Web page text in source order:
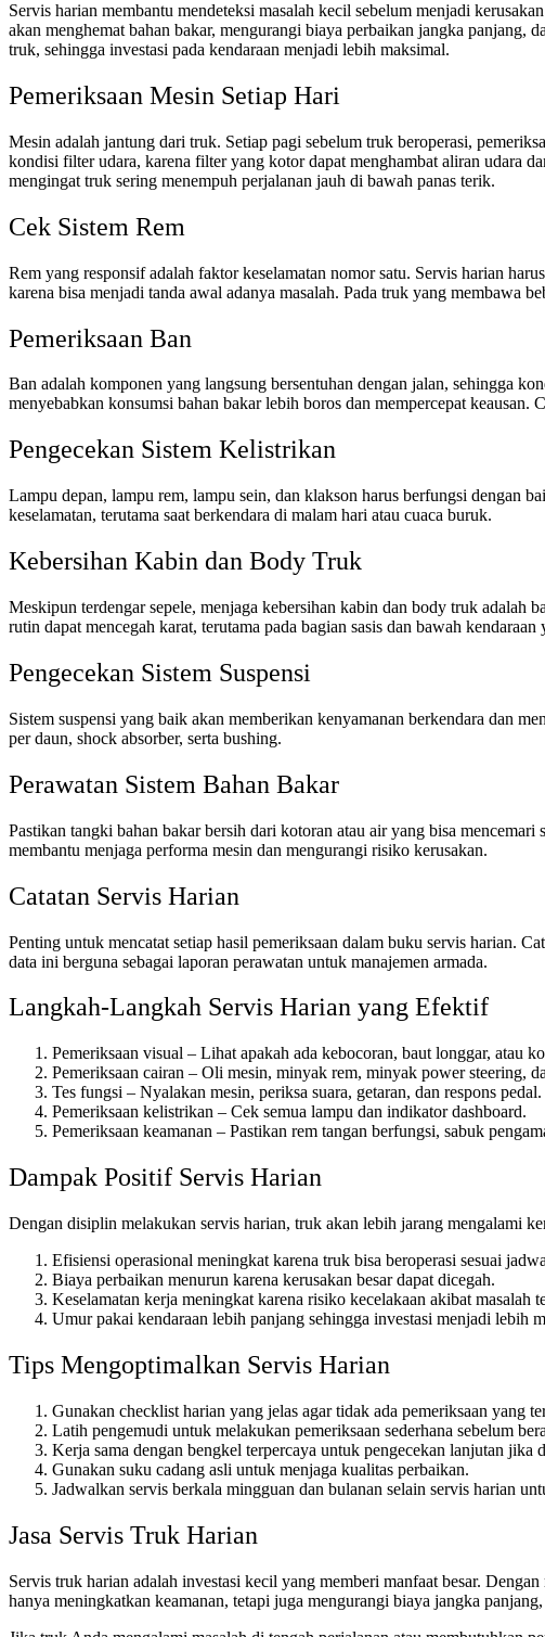
Servis harian membantu mendeteksi masalah kecil sebelum menjadi
akan menghemat bahan bakar, mengurangi biaya perbaikan jangka panjang,
truk, sehingga investasi pada kendaraan menjadi lebih maksimal.
Pemeriksaan Mesin Setiap Hari
Mesin adalah jantung dari truk. Setiap pagi sebelum truk beroperasi,
kondisi filter udara, karena filter yang kotor dapat menghambat aliran udara
mengingat truk sering menempuh perjalanan jauh di bawah panas terik.
Cek Sistem Rem
Rem yang responsif adalah faktor keselamatan nomor satu. Servis harian
karena bisa menjadi tanda awal adanya masalah. Pada truk yang membawa
Pemeriksaan Ban
Ban adalah komponen yang langsung bersentuhan dengan jalan, sehingga
menyebabkan konsumsi bahan bakar lebih boros dan mempercepat keausan.
Pengecekan Sistem Kelistrikan
Lampu depan, lampu rem, lampu sein, dan klakson harus berfungsi dengan
keselamatan, terutama saat berkendara di malam hari atau cuaca buruk.
Kebersihan Kabin dan Body Truk
Meskipun terdengar sepele, menjaga kebersihan kabin dan body truk
rutin dapat mencegah karat, terutama pada bagian sasis dan bawah
Pengecekan Sistem Suspensi
Sistem suspensi yang baik akan memberikan kenyamanan berkendara dan
per daun, shock absorber, serta bushing.
Perawatan Sistem Bahan Bakar
Pastikan tangki bahan bakar bersih dari kotoran atau air yang bisa
membantu menjaga performa mesin dan mengurangi risiko kerusakan.
Catatan Servis Harian
Penting untuk mencatat setiap hasil pemeriksaan dalam buku servis harian.
data ini berguna sebagai laporan perawatan untuk manajemen armada.
Langkah-Langkah Servis Harian yang Efektif
Pemeriksaan visual – Lihat apakah ada kebocoran, baut longgar, atau
Pemeriksaan cairan – Oli mesin, minyak rem, minyak power steering,
Tes fungsi – Nyalakan mesin, periksa suara, getaran, dan respons pedal.
Pemeriksaan kelistrikan – Cek semua lampu dan indikator dashboard.
Pemeriksaan keamanan – Pastikan rem tangan berfungsi, sabuk
Dampak Positif Servis Harian
Dengan disiplin melakukan servis harian, truk akan lebih jarang mengalami
Efisiensi operasional meningkat karena truk bisa beroperasi sesuai
Biaya perbaikan menurun karena kerusakan besar dapat dicegah.
Keselamatan kerja meningkat karena risiko kecelakaan akibat masalah
Umur pakai kendaraan lebih panjang sehingga investasi menjadi lebih
Tips Mengoptimalkan Servis Harian
Gunakan checklist harian yang jelas agar tidak ada pemeriksaan yang
Latih pengemudi untuk melakukan pemeriksaan sederhana sebelum
Kerja sama dengan bengkel terpercaya untuk pengecekan lanjutan jika
Gunakan suku cadang asli untuk menjaga kualitas perbaikan.
Jadwalkan servis berkala mingguan dan bulanan selain servis harian
Jasa Servis Truk Harian
Servis truk harian adalah investasi kecil yang memberi manfaat besar.
hanya meningkatkan keamanan, tetapi juga mengurangi biaya jangka